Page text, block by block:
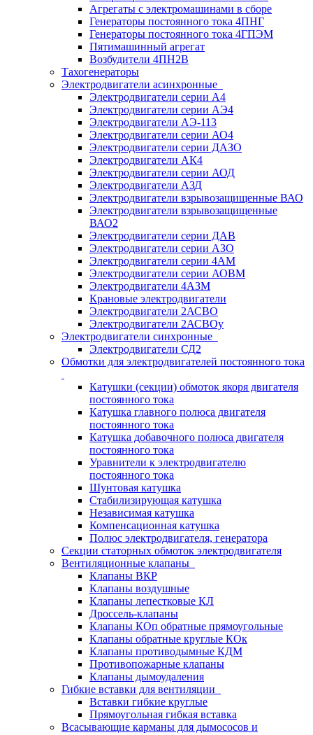
Агрегаты с электромашинами в сборе
Генераторы постоянного тока 4ПНГ
Генераторы постоянного тока 4ГПЭМ
Пятимашинный агрегат
Возбудители 4ПН2В
Тахогенераторы
Электродвигатели асинхронные
Электродвигатели серии А4
Электродвигатели серии АЭ4
Электродвигатели АЭ-113
Электродвигатели серии АО4
Электродвигатели серии ДАЗО
Электродвигатели АК4
Электродвигатели серии АОД
Электродвигатели АЗД
Электродвигатели взрывозащищенные ВАО
Электродвигатели взрывозащищенные
ВАО2
Электродвигатели серии ДАВ
Электродвигатели серии АЗО
Электродвигатели серии 4АМ
Электродвигатели серии АОВМ
Электродвигатели 4АЗМ
Крановые электродвигатели
Электродвигатели 2АСВО
Электродвигатели 2АСВОу
Электродвигатели синхронные
Электродвигатели СД2
Обмотки для электродвигателей постоянного тока
Катушки (секции) обмоток якоря двигателя
постоянного тока
Катушка главного полюса двигателя
постоянного тока
Катушка добавочного полюса двигателя
постоянного тока
Уравнители к электродвигателю
постоянного тока
Шунтовая катушка
Стабилизирующая катушка
Независимая катушка
Компенсационная катушка
Полюс электродвигателя, генератора
Секции статорных обмоток электродвигателя
Вентиляционные клапаны
Клапаны ВКР
Клапаны воздушные
Клапаны лепестковые КЛ
Дроссель-клапаны
Клапаны КОп обратные прямоугольные
Клапаны обратные круглые КОк
Клапаны противодымные КДМ
Противопожарные клапаны
Клапаны дымоудаления
Гибкие вставки для вентиляции
Вставки гибкие круглые
Прямоугольная гибкая вставка
Всасывающие карманы для дымососов и